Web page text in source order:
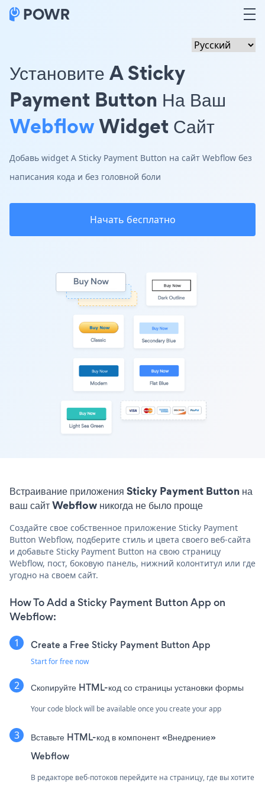
Установите A Sticky
Payment Button На Ваш
WebflowWidget Сайт
Добавь widget A Sticky Payment Button на сайт Webflow без
написания кода и без головной боли
Начать бесплатно
Встраивание приложения Sticky Payment Button на
ваш сайт Webflow никогда не было проще
Создайте свое собственное приложение Sticky Payment
Button Webflow, подберите стиль и цвета своего веб-сайта
и добавьте Sticky Payment Button на свою страницу
Webflow, пост, боковую панель, нижний колонтитул или где
угодно на своем сайт.
How To Add a Sticky Payment Button App on
Webflow:
Create a Free Sticky Payment Button App
Start for free now
Скопируйте HTML-код со страницы установки формы
Your code block will be available once you create your app
Вставьте HTML-код в компонент «Внедрение»
Webflow
В редакторе веб-потоков перейдите на страницу, где вы хотите